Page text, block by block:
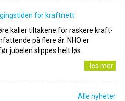
for kraftnett
kaller tiltakene for raskere kraft-
på flere år. NHO er
jubelen slippes helt løs.
..les mer
Alle nyheter